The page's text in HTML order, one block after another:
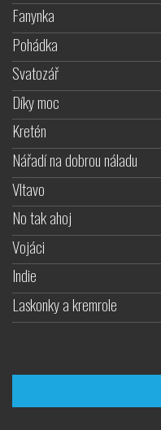
Fanynka
Pohádka
Svatozář
Díky moc
Kretén
Nářadí na dobrou náladu
Vltavo
No tak ahoj
Vojáci
Indie
Laskonky a kremrole